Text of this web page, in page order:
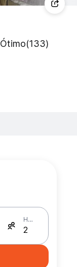
Ótimo(133)
Hóspedes